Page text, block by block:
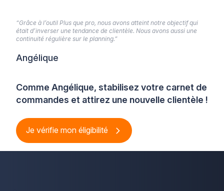
Comme Angélique, stabilisez votre carnet de
commandes et attirez une nouvelle clientèle !
Je vérifie mon éligibilité
“Grâce à l’outil Plus que pro, nous avons atteint notre objectif qui
était d’inverser une tendance de clientèle. Nous avons aussi une
continuité régulière sur le planning.”
Angélique